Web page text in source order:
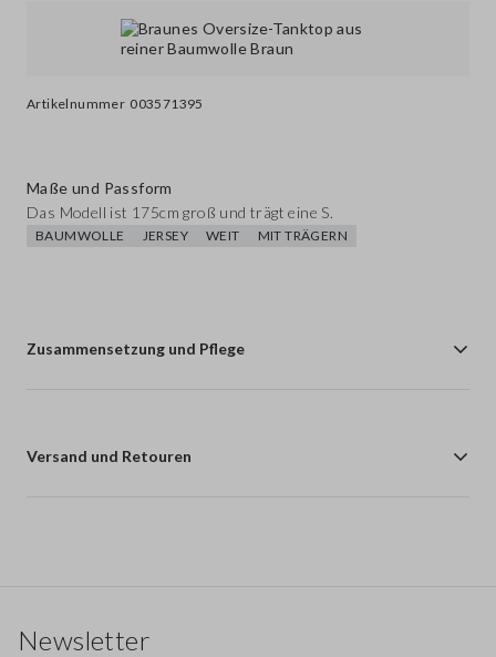
Artikelnummer 003571395
Maße und Passform
Das Modell ist 175cm groß und trägt eine S.
BAUMWOLLE JERSEY WEIT MIT TRÄGERN
Zusammensetzung und Pflege
Versand und Retouren
Newsletter